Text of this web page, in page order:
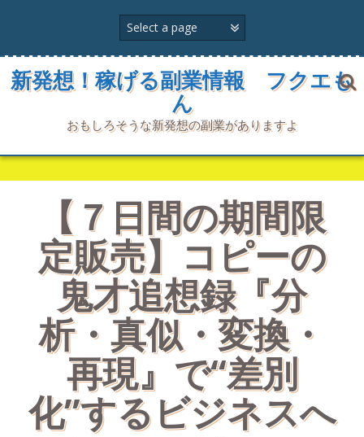
ン
プ
新発想！稼げる副業情報 フクエも
ん
おもしろそうな新発想の副業がありますよ
【７日間の期間限
定販売】コピーの
鬼才追想録『分
析・真似・変換・
再現』で“差別
化”するビジネスへ